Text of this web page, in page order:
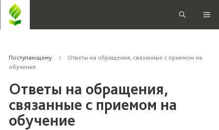
Поступающему
Ответы на обращения, связанные с приемом на
обучение
Ответы на обращения,
связанные с приемом на
обучение